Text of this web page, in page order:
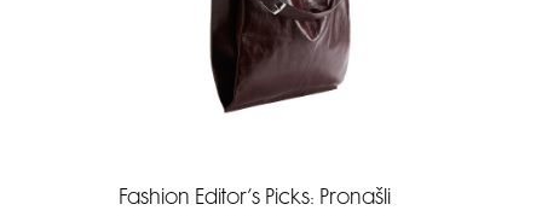
Fashion Editor’s Picks: Pronašli